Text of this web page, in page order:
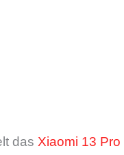
das Xiaomi 13 Pro